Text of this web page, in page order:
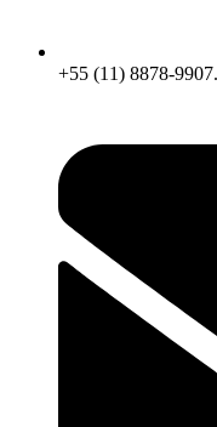
+55 (11) 8878-9907.